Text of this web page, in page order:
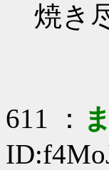
焼き
611 ：